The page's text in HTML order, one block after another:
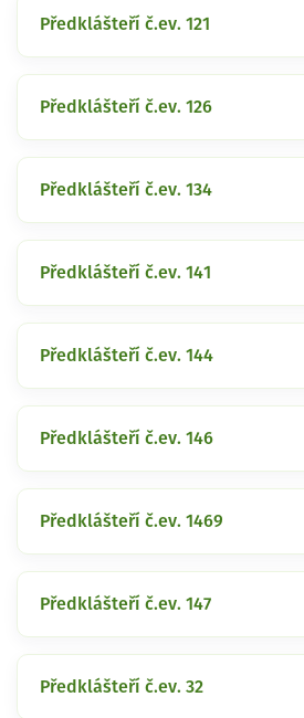
Předklášteří č.ev. 121
Předklášteří č.ev. 126
Předklášteří č.ev. 134
Předklášteří č.ev. 141
Předklášteří č.ev. 144
Předklášteří č.ev. 146
Předklášteří č.ev. 1469
Předklášteří č.ev. 147
Předklášteří č.ev. 32